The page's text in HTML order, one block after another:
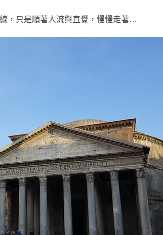
，只是順著人流與直覺，慢慢走著…